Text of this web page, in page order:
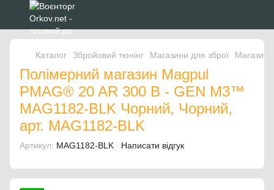
Каталог Збройовий тюнінг Магазини для зброї
Полімерний магазин Magpul
PMAG® 20 AR 300 B - GEN M3™
MAG1182-BLK Чорний, Чорний,
арт. MAG1182-BLK
Артикул: MAG1182-BLK Написати відгук